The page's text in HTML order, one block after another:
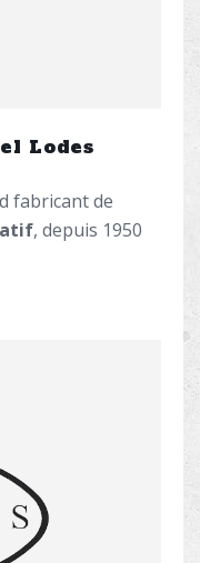
Lodes
fabricant de
, depuis 1950